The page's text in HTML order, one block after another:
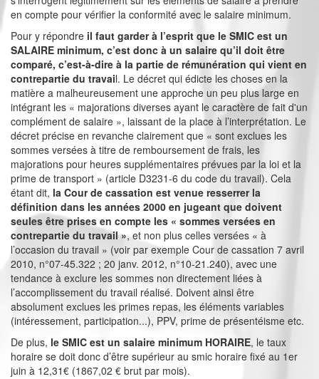
en compte pour vérifier la conformité avec le salaire minimum.
Pour y répondre il faut garder à l’esprit que le SMIC est un
SALAIRE minimum, c’est donc à un salaire qu’il doit être
comparé, c’est-à-dire à la partie de rémunération qui vient en
contrepartie du travail. Le décret qui édicte les choses en la
matière a malheureusement une approche un peu plus large en
intégrant les « majorations diverses ayant le caractère de fait d'un
complément de salaire », laissant de la place à l’interprétation. Le
décret précise en revanche clairement que « sont exclues les
sommes versées à titre de remboursement de frais, les
majorations pour heures supplémentaires prévues par la loi et la
prime de transport » (article D3231-6 du code du travail). Cela
étant dit, la Cour de cassation est venue resserrer la
définition dans les années 2000 en jugeant que doivent
seules être prises en compte les « sommes versées en
contrepartie du travail », et non plus celles versées « à
l’occasion du travail » (voir par exemple Cour de cassation 7 avril
2010, n°07-45.322 ; 20 janv. 2012, n°10-21.240), avec une
tendance à exclure les sommes non directement liées à
l’accomplissement du travail réalisé. Doivent ainsi être
absolument exclues les primes repas, les éléments variables
(intéressement, participation...), PPV, prime de présentéisme etc.
De plus, le SMIC est un salaire minimum HORAIRE, le taux
horaire se doit donc d’être supérieur au smic horaire fixé au 1er
juin à 12,31€ (1867,02 € brut par mois).